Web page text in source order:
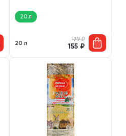
20 л
20 л
179₽
155 ₽